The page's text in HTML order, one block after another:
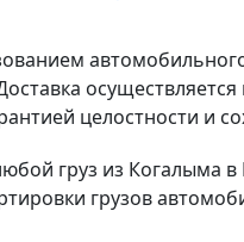
целостности и
груз из Когалыма
грузов